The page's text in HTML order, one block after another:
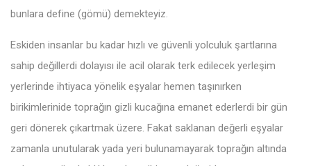
bunlara define (gömü) demekteyiz.
Eskiden insanlar bu kadar hızlı ve güvenli yolculuk şartlarına
sahip değillerdi dolayısı ile acil olarak terk edilecek yerleşim
yerlerinde ihtiyaca yönelik eşyalar hemen taşınırken
birikimlerinide toprağın gizli kucağına emanet ederlerdi bir gün
geri dönerek çıkartmak üzere. Fakat saklanan değerli eşyalar
zamanla unutularak yada yeri bulunamayarak toprağın altında